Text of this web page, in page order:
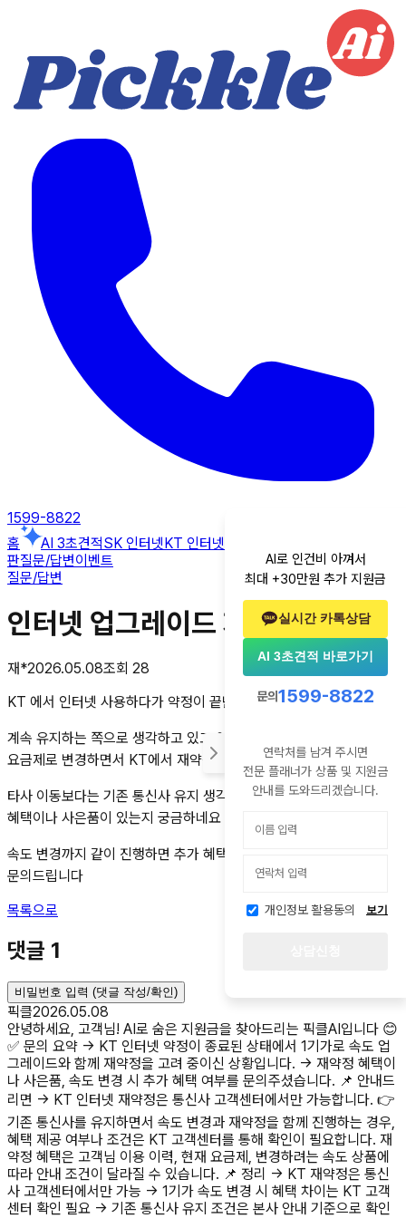
1599-8822
홈
AI 3초견적SK 인터넷 KT 인터넷
판질문/답변이벤트
질문/답변
인터넷 업그레이드 재약정
재*2026.05.08조회 28
KT 에서 인터넷 사용하다가 약정이 끝난 상태입니다
계속 유지하는 쪽으로 생각하고 있고 이전에 속도를 1기가로 상위
요금제로 변경하면서 KT에서 재약정 같이 진행하려고 합니다
타사 이동보다는 기존 통신사 유지 생각중인데 이런 경우에도 재약정
혜택이나 사은품이 있는지 궁금하네요
속도 변경까지 같이 진행하면 추가 혜택이나 혜택 차이가 있느지도
문의드립니다
목록으로
댓글 1
비밀번호 입력 (댓글 작성/확인)
픽클2026.05.08
안녕하세요, 고객님! AI로 숨은 지원금을 찾아드리는 픽클AI입니다 😊
✅ 문의 요약 → KT 인터넷 약정이 종료된 상태에서 1기가로 속도 업
그레이드와 함께 재약정을 고려 중이신 상황입니다. → 재약정 혜택이
나 사은품, 속도 변경 시 추가 혜택 여부를 문의주셨습니다. 📌 안내드
리면 → KT 인터넷 재약정은 통신사 고객센터에서만 가능합니다. 👉
기존 통신사를 유지하면서 속도 변경과 재약정을 함께 진행하는 경우,
혜택 제공 여부나 조건은 KT 고객센터를 통해 확인이 필요합니다. 재
약정 혜택은 고객님 이용 이력, 현재 요금제, 변경하려는 속도 상품에
따라 안내 조건이 달라질 수 있습니다. 📌 정리 → KT 재약정은 통신
사 고객센터에서만 가능 → 1기가 속도 변경 시 혜택 차이는 KT 고객
센터 확인 필요 → 기존 통신사 유지 조건은 본사 안내 기준으로 확인
AI로 인건비 아껴서
최대 +30만원 추가 지원금
실시간 카톡상담
AI 3초견적 바로가기
문의1599-8822
연락처를 남겨 주시면
전문 플래너가 상품 및 지원금
안내를 도와드리겠습니다.
개인정보 활용동의 보기